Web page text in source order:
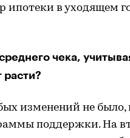
ипотеки в уходящем
чека,
изменений не было,
поддержки. На